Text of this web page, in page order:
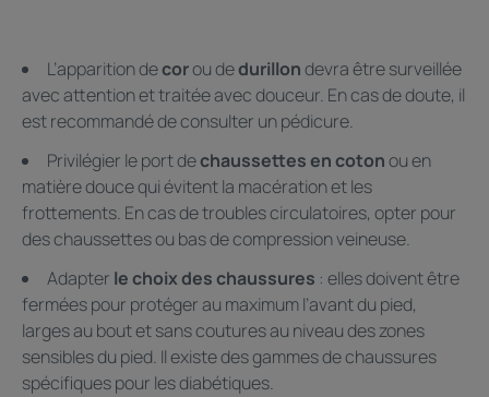
L’apparition decorou dedurillondevra être surveillée
avec attention et traitée avec douceur. En cas de doute, il
est recommandé de consulter un pédicure.
Privilégier le port dechaussettes en cotonou en
matière douce qui évitent la macération et les
frottements. En cas de troubles circulatoires, opter pour
des chaussettes ou bas de compression veineuse.
Adapter le choix des chaussures : elles doivent être
fermées pour protéger au maximum l’avant du pied,
larges au bout et sans coutures au niveau des zones
sensibles du pied. Il existe des gammes de chaussures
spécifiques pour les diabétiques.